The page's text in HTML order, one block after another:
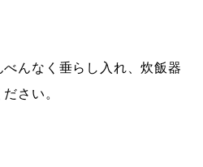
んなく垂らし入れ、炊飯器
さい。